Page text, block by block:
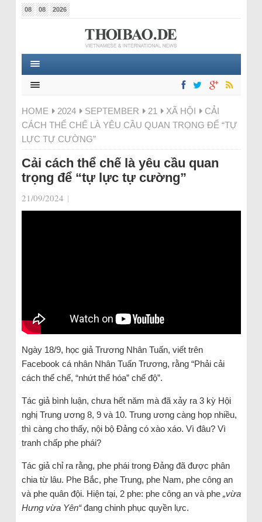
08 08 2026
HOME 2024 SEPTEMBER 21 XÃ HỘI
CẢI
CÁCH THỂ CHẾ LÀ YÊU CẦU QUAN TRỌNG ĐỂ “TỰ
LỰC TỰ CƯỜNG”
Cải cách thể chế là yêu cầu quan
trọng để “tự lực tự cường”
21/09/2024 |
Ngày 18/9, học giả Trương Nhân Tuấn, viết trên
Facebook cá nhân Nhân Tuấn Trương, rằng “Phải cải
cách thể chế, “nhứt thể hóa” chế độ”.
Tác giả bình luận, chưa hết năm mà đã xảy ra 3 kỳ Hội
nghị Trung ương 8, 9 và 10. Trung ương càng họp nhiều,
thì càng cho thấy, nội bộ Đảng có xào xáo. Vì đâu? Vì
tranh chấp phe phái?
Tác giả chỉ ra rằng, phe phái trong Đảng đã được phân
chia từ lâu. Phe Bắc, phe Trung, phe Nam, phe công an
và phe quân đội. Hiện tại, 2 phe: phe công an và phe „vừa
Hưng vừa Yên“đang chinh phục quyền lực.